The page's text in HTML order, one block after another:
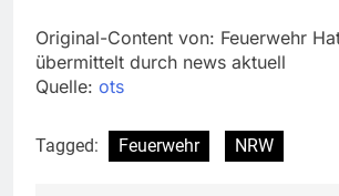
Original-Content von: Feuerwehr
übermittelt durch news aktuell
Quelle: ots
Tagged: Feuerwehr NRW